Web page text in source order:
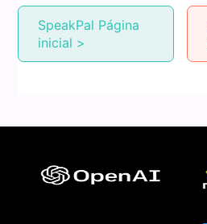
SpeakPal Página
inicial >